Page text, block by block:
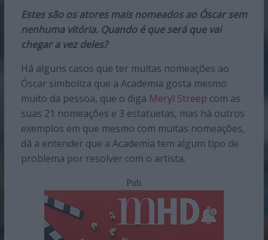
Estes são os atores mais nomeados ao Óscar sem
nenhuma vitória. Quando é que será que vai
chegar a vez deles?
Há alguns casos que ter muitas nomeações ao
Óscar simboliza que a Academia gosta mesmo
muito da pessoa, que o diga Meryl Streep com as
suas 21 nomeações e 3 estatuetas, mas há outros
exemplos em que mesmo com muitas nomeações,
dá a entender que a Academia tem algum tipo de
problema por resolver com o artista.
Pub